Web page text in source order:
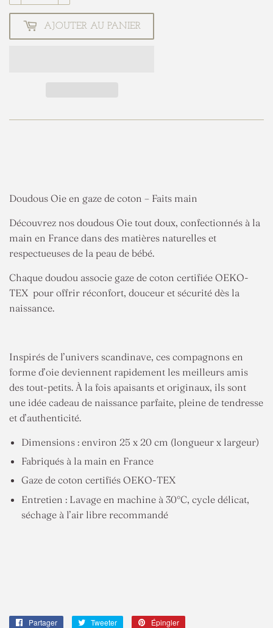
AJOUTER AU PANIER
Doudous Oie en gaze de coton – Faits main
Découvrez nos doudous Oie tout doux, confectionnés à la
main en France dans des matières naturelles et
respectueuses de la peau de bébé.
Chaque doudou associe gaze de coton certifiée OEKO-
TEX pour offrir réconfort, douceur et sécurité dès la
naissance.
Inspirés de l’univers scandinave, ces compagnons en
forme d’oie deviennent rapidement les meilleurs amis
des tout-petits. À la fois apaisants et originaux, ils sont
une idée cadeau de naissance parfaite, pleine de tendresse
et d’authenticité.
Dimensions : environ 25 x 20 cm (longueur x largeur)
Fabriqués à la main en France
Gaze de coton certifiés OEKO-TEX
Entretien : Lavage en machine à 30°C, cycle délicat,
séchage à l’air libre recommandé
Partager
PartagerTweeter
Tweeter
Épingler